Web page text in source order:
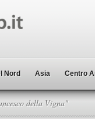
Nord Asia Centro
della Vigna"